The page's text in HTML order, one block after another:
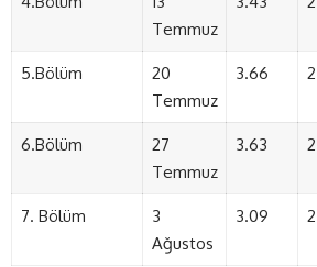
Temmuz
5.Bölüm
20
Temmuz
3.66
6.Bölüm
27
Temmuz
3.63
7. Bölüm
3
Ağustos
3.09